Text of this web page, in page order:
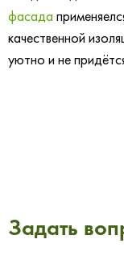
фасада
качественной
уютно и не
Задать